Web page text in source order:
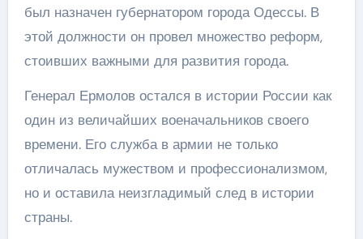
был назначен губернатором города Одессы. В
этой должности он провел множество реформ,
стоивших важными для развития города.
Генерал Ермолов остался в истории России как
один из величайших военачальников своего
времени. Его служба в армии не только
отличалась мужеством и профессионализмом,
но и оставила неизгладимый след в истории
страны.